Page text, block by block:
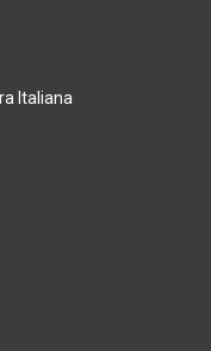
Italiana